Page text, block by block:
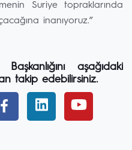
Suriye topraklarında
inanıyoruz.”
aşağıdaki
takip edebilirsiniz.